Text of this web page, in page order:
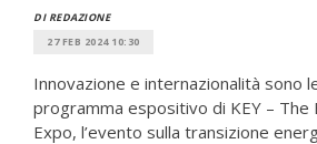
DI REDAZIONE
27 FEB 2024 10:30
Innovazione e internazionalità sono
programma espositivo di KEY – The
Expo, l’evento sulla transizione